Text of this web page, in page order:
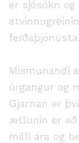
er sjósókn
Mismunandi
úrgangur og
Gjarnan er
ætlunin er að
milli ára og